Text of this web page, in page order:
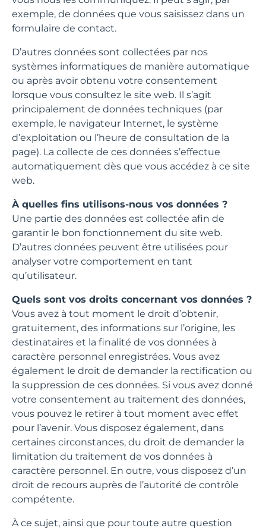
exemple, de données que vous saisissez dans un
formulaire de contact.
D’autres données sont collectées par nos
systèmes informatiques de manière automatique
ou après avoir obtenu votre consentement
lorsque vous consultez le site web. Il s’agit
principalement de données techniques (par
exemple, le navigateur Internet, le système
d’exploitation ou l’heure de consultation de la
page). La collecte de ces données s’effectue
automatiquement dès que vous accédez à ce site
web.
À quelles fins utilisons-nous vos données ?
Une partie des données est collectée afin de
garantir le bon fonctionnement du site web.
D’autres données peuvent être utilisées pour
analyser votre comportement en tant
qu’utilisateur.
Quels sont vos droits concernant vos données ?
Vous avez à tout moment le droit d’obtenir,
gratuitement, des informations sur l’origine, les
destinataires et la finalité de vos données à
caractère personnel enregistrées. Vous avez
également le droit de demander la rectification ou
la suppression de ces données. Si vous avez donné
votre consentement au traitement des données,
vous pouvez le retirer à tout moment avec effet
pour l’avenir. Vous disposez également, dans
certaines circonstances, du droit de demander la
limitation du traitement de vos données à
caractère personnel. En outre, vous disposez d’un
droit de recours auprès de l’autorité de contrôle
compétente.
À ce sujet, ainsi que pour toute autre question